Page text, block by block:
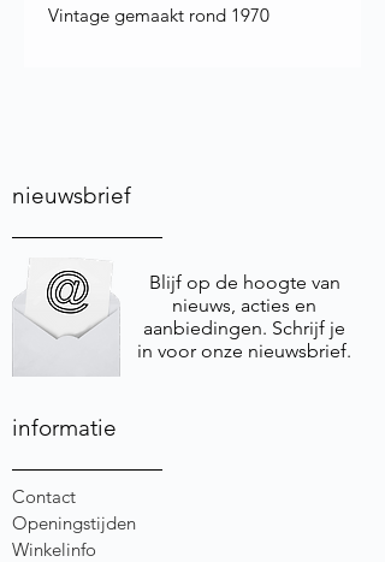
Vintage gemaakt rond 1970
nieuwsbrief
Blijf op de hoogte van
nieuws, acties en
aanbiedingen. Schrijf je
in voor onze nieuwsbrief.
informatie
Contact
Openingstijden
Winkelinfo